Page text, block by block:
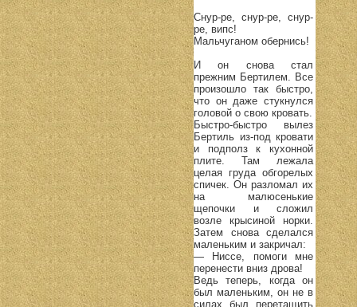
Снур-ре, снур-ре, снур-
ре, випс!
Мальчуганом обернись!
И он снова стал
прежним Бертилем. Все
произошло так быстро,
что он даже стукнулся
головой о свою кровать.
Быстро-быстро вылез
Бертиль из-под кровати
и подполз к кухонной
плите. Там лежала
целая груда обгорелых
спичек. Он разломал их
на малюсенькие
щепочки и сложил
возле крысиной норки.
Затем снова сделался
маленьким и закричал:
— Ниссе, помоги мне
перенести вниз дрова!
Ведь теперь, когда он
был маленьким, он не в
силах был перетащить